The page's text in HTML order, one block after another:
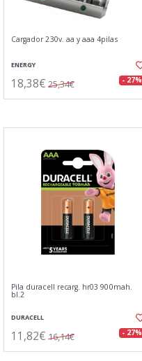
Cargador 230v. aa y aaa 4pilas
ENERGY
18,38€ 25,34€ - 27%
Pila duracell recarg. hr03 900mah.
bl.2
DURACELL
11,82€ 16,14€ - 27%